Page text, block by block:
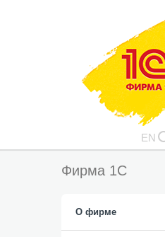
EN
Фирма 1С
О фирме